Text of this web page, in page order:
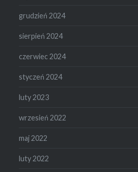
grudzień 2024
sierpień 2024
czerwiec 2024
styczeń 2024
luty 2023
wrzesień 2022
maj 2022
luty 2022